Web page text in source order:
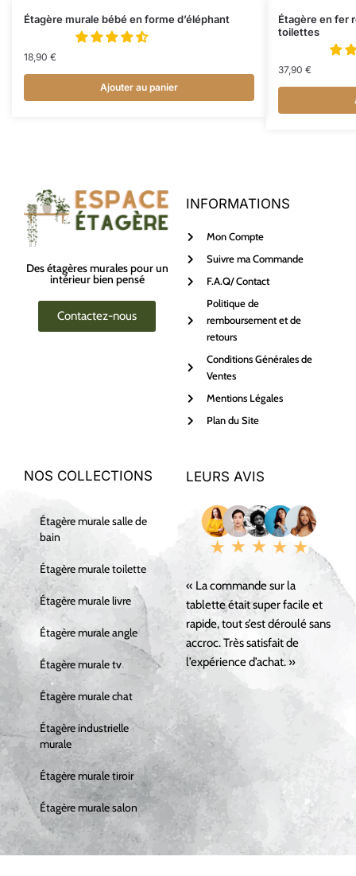
Étagère murale bébé en forme d’éléphant
18,90 €
Ajouter au panier
Étagère en fer
toilettes
37,90 €
Des étagères murales pour un
intérieur bien pensé
Contactez-nous
INFORMATIONS
Mon Compte
Suivre ma Commande
F.A.Q/ Contact
Politique de
remboursement et de
retours
Conditions Générales de
Ventes
Mentions Légales
Plan du Site
NOS COLLECTIONS
Étagère murale salle de
bain
Étagère murale toilette
Étagère murale livre
Étagère murale angle
Étagère murale tv
Étagère murale chat
Étagère industrielle
murale
Étagère murale tiroir
Étagère murale salon
LEURS AVIS
« La commande sur la
tablette était super facile et
rapide, tout s’est déroulé sans
accroc. Très satisfait de
l’expérience d’achat. »